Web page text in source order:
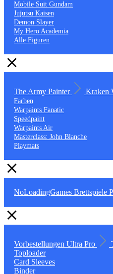
Mobile Suit Gundam
Jujutsu Kaisen
Demon Slayer
My Hero Academia
Alle Figuren
The Army Painter Kraken
Farben
Warpaints Fanatic
Speedpaint
Warpaints Air
Masterclass: John Blanche
Playmats
NoLoadingGames Brettspiele
Vorbestellungen Ultra Pro
Toploader
Card Sleeves
Binder